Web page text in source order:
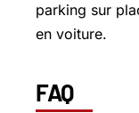
parking sur
en voiture.
FAQ